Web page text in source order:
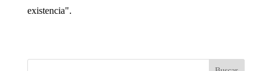
existencia".